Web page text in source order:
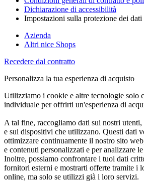
Dichiarazione di accessibilità
Impostazioni sulla protezione dei dati
Azienda
Altri nice Shops
Recedere dal contratto
Personalizza la tua esperienza di acquisto
Utilizziamo i cookie e altre tecnologie solo
individuale per offrirti un'esperienza di
A tal fine, raccogliamo dati sui nostri
e sui dispositivi che utilizzano. Questi dati
ottimizzare continuamente il nostro sito
e contenuti personalizzati e per analizzare
Inoltre, possiamo confrontare i tuoi dati
fornitori esterni e mostrarti offerte tramite i
online, ma solo se utilizzi già i loro servizi.